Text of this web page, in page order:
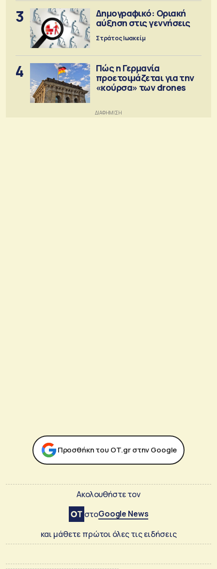
3
Δημογραφικό: Οριακή
αύξηση στις γεννήσεις
Στράτος Ιωακείμ
4
Πώς η Γερμανία
προετοιμάζεται για την
«κούρσα» των drones
Προσθήκη του ΟΤ.gr στην Google
Ακολουθήστε τον
στοGoogle News
και μάθετε πρώτοι όλες τις ειδήσεις